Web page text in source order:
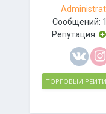
Сообщений:
Репутация:
ТОРГОВЫЙ